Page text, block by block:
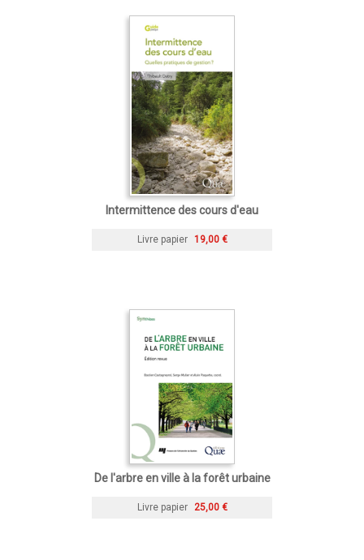
Intermittence des cours d'eau
Livre papier 19,00 €
De l'arbre en ville à la forêt urbaine
Livre papier 25,00 €